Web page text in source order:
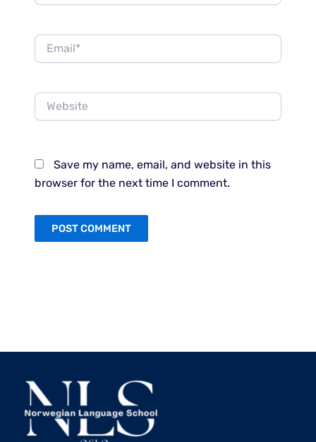
Email*
Website
Save my name, email, and website in this
browser for the next time I comment.